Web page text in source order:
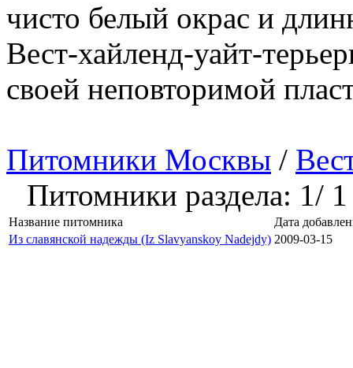
чисто белый окрас и
Вест-хайленд-уайт-
своей неповторимой
Питомники Москвы /
Питомники раздела: 1/
Название питомника
Дата
Из славянской надежды (Iz Slavyanskoy Nadejdy) 2009-03-15